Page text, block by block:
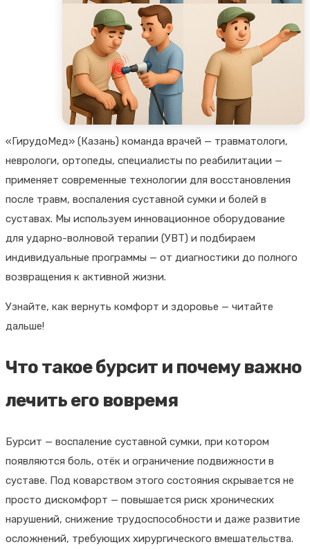
«ГирудоМед» (Казань) команда врачей — травматологи,
неврологи, ортопеды, специалисты по реабилитации —
применяет современные технологии для восстановления
после травм, воспаления суставной сумки и болей в
суставах. Мы используем инновационное оборудование
для ударно-волновой терапии (УВТ) и подбираем
индивидуальные программы — от диагностики до полного
возвращения к активной жизни.
Узнайте, как вернуть комфорт и здоровье — читайте
дальше!
Что такое бурсит и почему важно
лечить его вовремя
Бурсит — воспаление суставной сумки, при котором
появляются боль, отёк и ограничение подвижности в
суставе. Под коварством этого состояния скрывается не
просто дискомфорт — повышается риск хронических
нарушений, снижение трудоспособности и даже развитие
осложнений, требующих хирургического вмешательства.